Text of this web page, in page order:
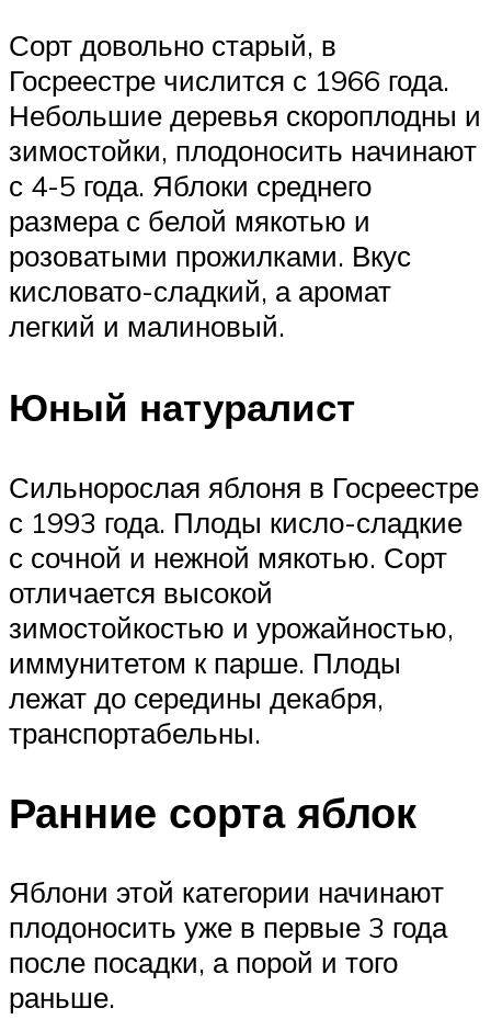
Сорт довольно старый, в
Госреестре числится с 1966 года.
Небольшие деревья скороплодны и
зимостойки, плодоносить начинают
с 4-5 года. Яблоки среднего
размера с белой мякотью и
розоватыми прожилками. Вкус
кисловато-сладкий, а аромат
легкий и малиновый.
Юный натуралист
Сильнорослая яблоня в Госреестре
с 1993 года. Плоды кисло-сладкие
с сочной и нежной мякотью. Сорт
отличается высокой
зимостойкостью и урожайностью,
иммунитетом к парше. Плоды
лежат до середины декабря,
транспортабельны.
Ранние сорта яблок
Яблони этой категории начинают
плодоносить уже в первые 3 года
после посадки, а порой и того
раньше.